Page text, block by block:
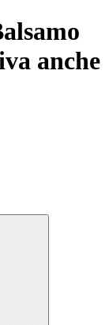
anche